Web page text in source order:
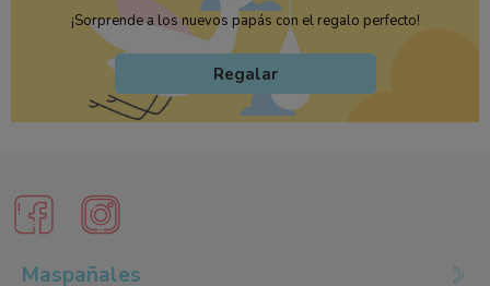
¡Sorprende a los nuevos papás con el regalo perfecto!
Regalar
Maspañales